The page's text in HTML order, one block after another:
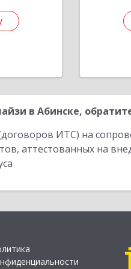
в Абинске,
ИТС) на
аттестованных на